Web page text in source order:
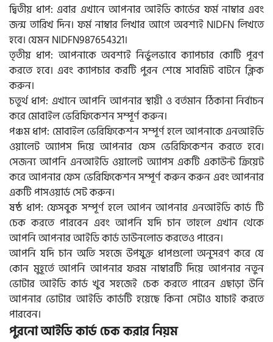
দ্বিতীয় ধাপ: এবার এখানে আপনার আইডি কার্ডের ফর্ম নাম্বার এবং
জন্ম তারিখ দিন। ফর্ম নাম্বার লিখার আগে অবশ্যই NIDFN লিখতে
হবে। যেমন NIDFN987654321।
তৃতীয় ধাপ: আপনাকে অবশ্যই নির্ভুলভাবে ক্যাপচার কোটি পূরণ
করতে হবে। এবং ক্যাপচার করটি পুরন শেষে সাবমিট বাটনে ক্লিক
করুন।
চতুর্থ ধাপ: এখানে আপনি আপনার স্থায়ী ও বর্তমান ঠিকানা নির্বাচন
করে মোবাইল ভেরিফিকেশন সম্পূর্ণ করুন।
পঞ্চম ধাপ: মোবাইল ভেরিফিকেশন সম্পূর্ণ হলে আপনাকে এনআইডি
ওয়ালেট অ্যাপস দিয়ে আপনার ফেস ভেরিফিকেশন করতে হবে।
সেজন্য আপনি এনআইডি ওয়ালেট অ্যাপস একটি একাউন্ট ক্রিয়েট
করে আপনার ফেস ভেরিফিকেশন সম্পূর্ণ করুন করুন এবং আপনার
একটি পাসওয়ার্ড সেট করুন।
ষষ্ঠ ধাপ: ফেসবুক সম্পূর্ণ হলে আপন আপনার এনআইডি কার্ড টি
চেক করতে পারবেন এবং আপনি যদি চান তাহলে এখান থেকে
আপনি আপনার আইডি কার্ড ডাউনলোড করতেও পারেন।
আপনি যদি চান অতি সহজে উপযুক্ত ধাপগুলো অনুসরণ করে যে
কোন মুহূর্তে আপনি আপনার ফরম নাম্বারটি দিয়ে আপনার নতুন
ভোটার আইডি কার্ড খুব সহজেই চেক করতে পারেন এছাড়া উনি
আপনার ভোটার আইডি কার্ডটি হয়েছে কিনা সেটাও যাচাই করতে
পারবেন।
পুরনো আইডি কার্ড চেক করার নিয়ম